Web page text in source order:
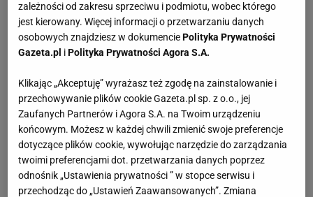
Hiszpanie zobaczyli, gdzie gra Mendy. "Ten chłopak
przechodzi prawdziwą mękę"
udany. Francuz zagrał w szczecińskich barwach
zaledwie 371 minut w Ekstraklasie. Jego obecność
w Polsce odnotowała hiszpańska "Marca", która
traktuje to raczej jako piłkarski upadek obrońcy.
"Od pensji 580 tysięcy euro miesięcznie do 11 500:
zależności od zakresu sprzeciwu i podmiotu, wobec którego
jest kierowany. Więcej informacji o przetwarzaniu danych
osobowych znajdziesz w dokumenciePolityka Prywatności
Gazeta.pl iPolityka Prywatności Agora S.A.
Klikając „Akceptuję” wyrażasz też zgodę na zainstalowanie i
przechowywanie plików cookie Gazeta.pl sp. z o.o., jej
Zaufanych Partnerów i Agora S.A. na Twoim urządzeniu
końcowym. Możesz w każdej chwili zmienić swoje preferencje
dotyczące plików cookie, wywołując narzędzie do zarządzania
twoimi preferencjami dot. przetwarzania danych poprzez
odnośnik „Ustawienia prywatności ” w stopce serwisu i
przechodząc do „Ustawień Zaawansowanych”. Zmiana